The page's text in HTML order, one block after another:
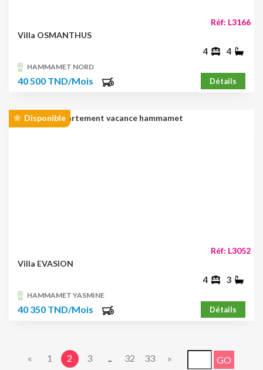
Réf: L3166
Villa OSMANTHUS
4 4
HAMMAMET NORD
40 500 TND/Mois Détails
Disponible
Réf: L3052
Villa EVASION
4 3
HAMMAMET YASMINE
40 350 TND/Mois Détails
« 1 2 3 .. 32 33 »